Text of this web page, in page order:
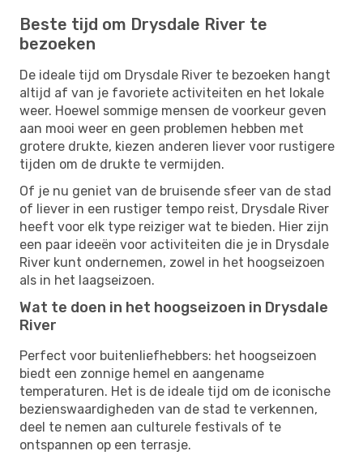
Beste tijd om Drysdale River te
bezoeken
De ideale tijd om Drysdale River te bezoeken hangt
altijd af van je favoriete activiteiten en het lokale
weer. Hoewel sommige mensen de voorkeur geven
aan mooi weer en geen problemen hebben met
grotere drukte, kiezen anderen liever voor rustigere
tijden om de drukte te vermijden.
Of je nu geniet van de bruisende sfeer van de stad
of liever in een rustiger tempo reist, Drysdale River
heeft voor elk type reiziger wat te bieden. Hier zijn
een paar ideeën voor activiteiten die je in Drysdale
River kunt ondernemen, zowel in het hoogseizoen
als in het laagseizoen.
Wat te doen in het hoogseizoen in Drysdale
River
Perfect voor buitenliefhebbers: het hoogseizoen
biedt een zonnige hemel en aangename
temperaturen. Het is de ideale tijd om de iconische
bezienswaardigheden van de stad te verkennen,
deel te nemen aan culturele festivals of te
ontspannen op een terrasje.